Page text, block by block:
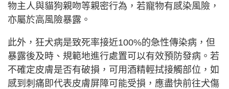
物主人與貓狗親吻等親密行為，若寵物有感染風險，
亦屬於高風險暴露。
此外，狂犬病是致死率接近100%的急性傳染病，但
暴露後及時、規範地進行處置可以有效預防發病。若
不確定皮膚是否有破損，可用酒精輕拭接觸部位，如
感到刺痛即代表皮膚屏障可能受損，應盡快前往犬傷